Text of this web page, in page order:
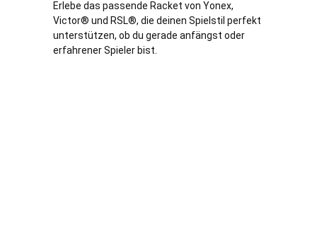
Erlebe das passende Racket von Yonex,
Victor® und RSL®, die deinen Spielstil perfekt
unterstützen, ob du gerade anfängst oder
erfahrener Spieler bist.